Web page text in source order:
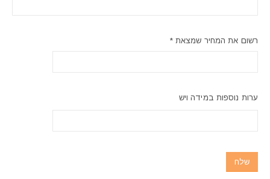
רשום את המחיר שמצאת *
ערות נוספות במידה ויש